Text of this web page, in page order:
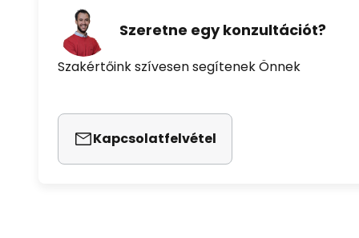
Szeretne egy konzultációt?
Szakértőink szívesen segítenek Önnek
Kapcsolatfelvétel